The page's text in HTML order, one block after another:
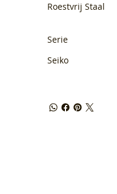
Roestvrij Staal
Serie
Seiko